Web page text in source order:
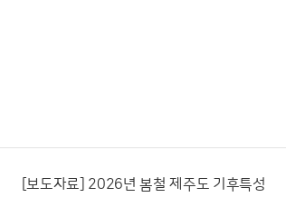
[보도자료] 2026년 봄철 제주도 기후특성